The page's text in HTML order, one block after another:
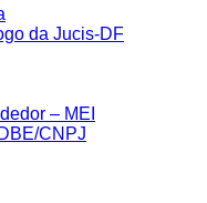
da Jucis-DF
– MEI
CNPJ